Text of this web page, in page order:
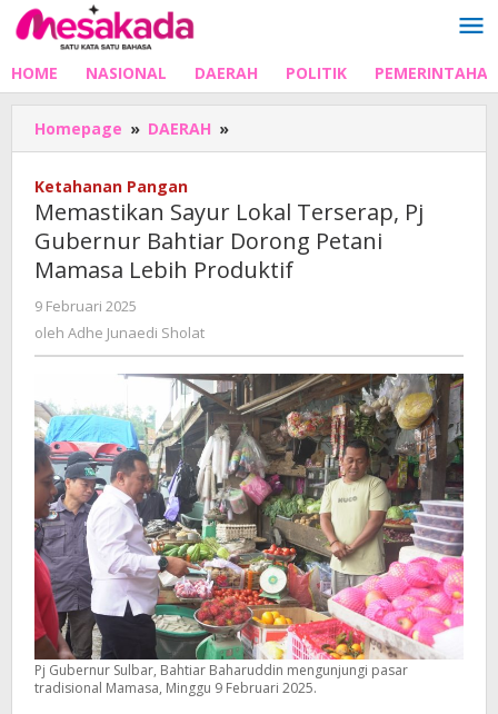
Lewati
ke
HOME NASIONAL DAERAH POLITIK
Homepage » DAERAH »
Sayur
Pj
Gubernur
Bahtiar
Lebih
Produktif
Ketahanan Pangan
Memastikan Sayur Lokal Terserap, Pj
Gubernur Bahtiar Dorong Petani
Mamasa Lebih Produktif
9 Februari 2025
Adhe
oleh Adhe Junaedi Sholat
Pj Gubernur Sulbar, Bahtiar Baharuddin mengunjungi pasar
tradisional Mamasa, Minggu 9 Februari 2025.